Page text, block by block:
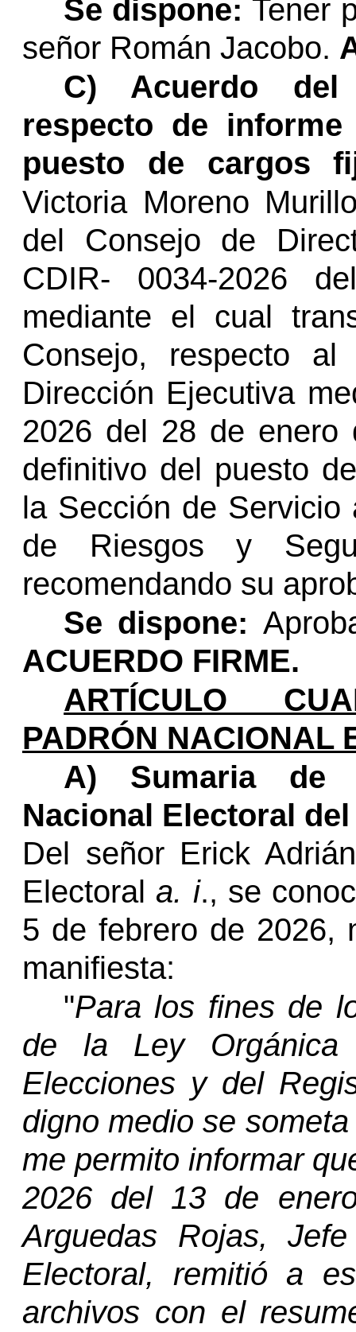
Se dispone:Tener
señor Román Jacobo.
C) Acuerdo
respecto de
puesto de cargos
Victoria Moreno
del Consejo de
CDIR- 0034-2026
mediante el cual
Consejo, respecto
Dirección Ejecutiva
2026 del 28 de enero
definitivo del puesto
la Sección de
de Riesgos y
recomendando su
Se dispone:
ACUERDO FIRME.
ARTÍCULO
PADRÓN NACIONAL
A) Sumaria de
Nacional Electoral
Del señor Erick
Electoral a. i., se
5 de febrero de 2026,
manifiesta:
"Para los fines de
de la Ley Orgánica
Elecciones y del
digno medio se
me permito informar
2026 del 13 de
Arguedas Rojas,
Electoral, remitió a
archivos con el